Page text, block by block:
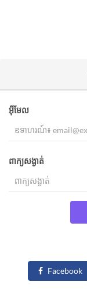
អ៊ីមែល
ពាក្យសង្ងាត់
Facebook